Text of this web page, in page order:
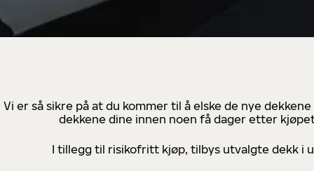
Vi er så sikre på at du kommer til å elske de nye
dekkene dine innen noen få dager etter
I tillegg til risikofritt kjøp, tilbys utvalgte dekk i